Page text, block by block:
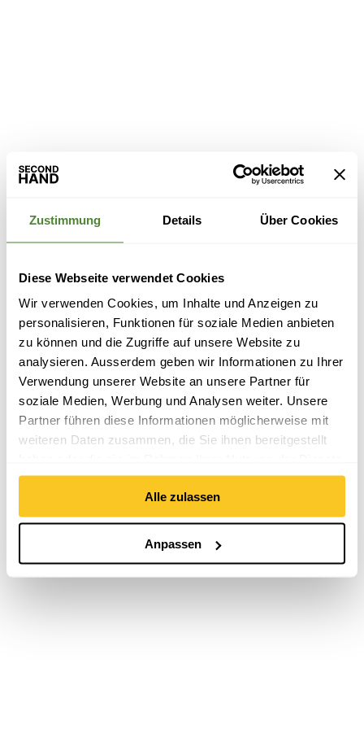
Zustimmung Details Über Cookies
Diese Webseite verwendet Cookies
Wir verwenden Cookies, um Inhalte und Anzeigen zu
personalisieren, Funktionen für soziale Medien anbieten
zu können und die Zugriffe auf unsere Website zu
analysieren. Ausserdem geben wir Informationen zu Ihrer
Verwendung unserer Website an unsere Partner für
soziale Medien, Werbung und Analysen weiter. Unsere
Partner führen diese Informationen möglicherweise mit
weiteren Daten zusammen, die Sie ihnen bereitgestellt
gesammelt haben.
Alle zulassen
Anpassen